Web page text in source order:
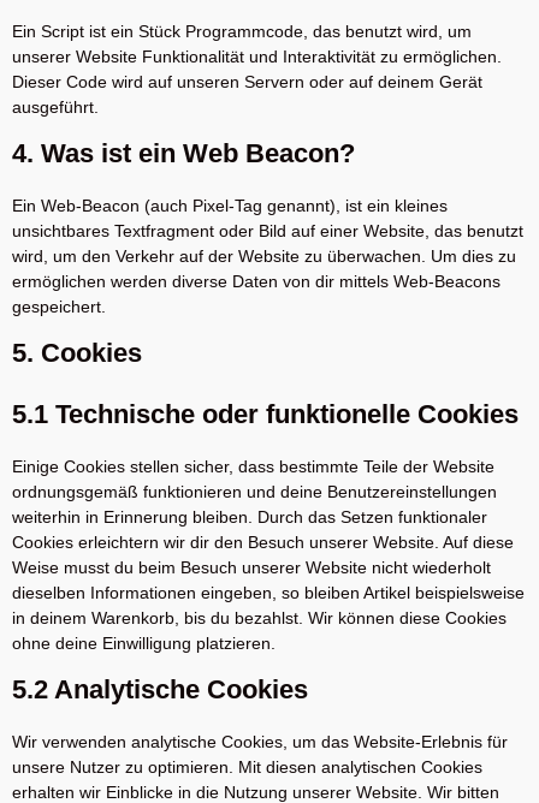
Ein Script ist ein Stück Programmcode, das benutzt wird, um
unserer Website Funktionalität und Interaktivität zu ermöglichen.
Dieser Code wird auf unseren Servern oder auf deinem Gerät
ausgeführt.
4. Was ist ein Web Beacon?
Ein Web-Beacon (auch Pixel-Tag genannt), ist ein kleines
unsichtbares Textfragment oder Bild auf einer Website, das benutzt
wird, um den Verkehr auf der Website zu überwachen. Um dies zu
ermöglichen werden diverse Daten von dir mittels Web-Beacons
gespeichert.
5. Cookies
5.1 Technische oder funktionelle Cookies
Einige Cookies stellen sicher, dass bestimmte Teile der Website
ordnungsgemäß funktionieren und deine Benutzereinstellungen
weiterhin in Erinnerung bleiben. Durch das Setzen funktionaler
Cookies erleichtern wir dir den Besuch unserer Website. Auf diese
Weise musst du beim Besuch unserer Website nicht wiederholt
dieselben Informationen eingeben, so bleiben Artikel beispielsweise
in deinem Warenkorb, bis du bezahlst. Wir können diese Cookies
ohne deine Einwilligung platzieren.
5.2 Analytische Cookies
Wir verwenden analytische Cookies, um das Website-Erlebnis für
unsere Nutzer zu optimieren. Mit diesen analytischen Cookies
erhalten wir Einblicke in die Nutzung unserer Website. Wir bitten